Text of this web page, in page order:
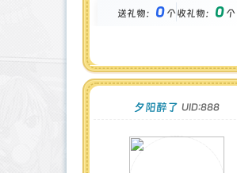
金币 : 0 枚
送礼物： 0个收礼物： 0个
夕阳醉了 UID:888